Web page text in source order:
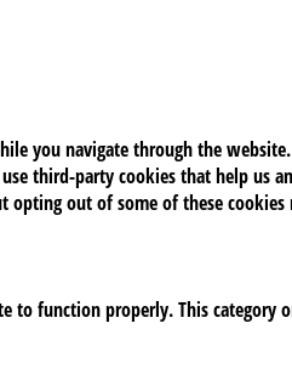
you navigate through the
third-party cookies that help us
out of some of these
to function properly. This